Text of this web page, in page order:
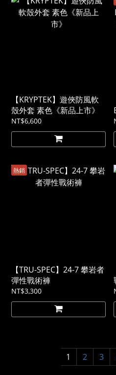
【KRYPTEK】遊俠防風軟
殼外套 素色《新品上市》
NT$6,600
熱銷
【TRU-SPEC】24-7 攀岩者
彈性戰術褲
NT$3,300
1 2 3